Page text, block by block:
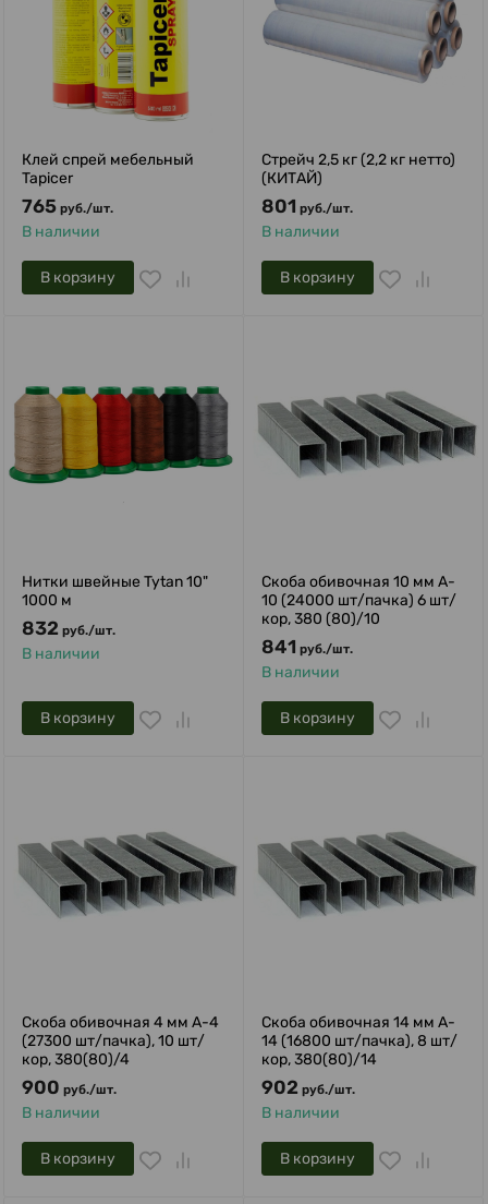
Клей спрей мебельный
Tapicer
765 руб./шт.
В наличии
В корзину
Стрейч 2,5 кг (2,2 кг нетто)
(КИТАЙ)
801 руб./шт.
В наличии
В корзину
Нитки швейные Tytan 10"
1000 м
832 руб./шт.
В наличии
В корзину
Скоба обивочная 10 мм A-
10 (24000 шт/пачка) 6 шт/
кор, 380 (80)/10
841 руб./шт.
В наличии
В корзину
Скоба обивочная 4 мм A-4
(27300 шт/пачка), 10 шт/
кор, 380(80)/4
900 руб./шт.
В наличии
В корзину
Скоба обивочная 14 мм A-
14 (16800 шт/пачка), 8 шт/
кор, 380(80)/14
902 руб./шт.
В наличии
В корзину